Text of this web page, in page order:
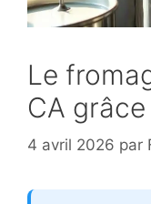
Le
CA
4 avril 2026 par